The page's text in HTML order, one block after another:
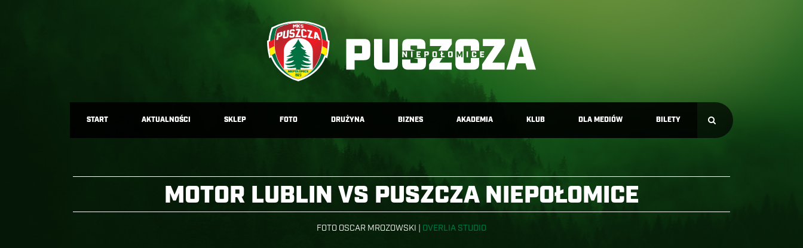
START AKTUALNOŚCI SKLEP FOTO DRUŻYNA BIZNES AKADEMIA KLUB DLA MEDIÓW BILETY
MOTOR LUBLIN VS PUSZCZA NIEPOŁOMICE
FOTO OSCAR MROZOWSKI | OVERLIA STUDIO